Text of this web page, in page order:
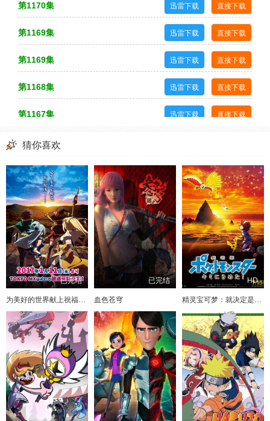
第1118集 第1117集
第1116集 第1114集 第1113集
第1112集 第1110集 第1109集
第1108集 第1106集 第1105集
第1102集 第1101集
第1096集
第1092集 第1091集 第1090集 第1089集
第1088集 第1087集 第1086集 第1085集
第1084集 第1083集 第1082集 第1081集
第1080集 第1079集 第1078集 第1077集
第1076集 第1075集 第1074集 第1073集
第1072集 第1071集 第1070集 第1069集
第1068集 第1067集 第1066集 第1065集
第1064集 第1063集 第1062集 第1061集
第1060集 第1059集 第1058集 第1057集
第1056集 第1055集 第1054集 第1053集
第1052集 第1051集 第1050集 第1049集
第1170集 迅雷下载 直接下载
第1169集 迅雷下载 直接下载
第1169集 迅雷下载 直接下载
第1168集 迅雷下载 直接下载
第1167集 迅雷下载 直接下载
第1166集
第1165集 迅雷下载 直接下载
第1164集 迅雷下载 直接下载
第1163集 迅雷下载 直接下载
第1162集 迅雷下载 直接下载
第1161集 迅雷下载 直接下载
第1160集 迅雷下载 直接下载
第1159集 迅雷下载 直接下载
第1158集 迅雷下载 直接下载
第1157集 迅雷下载 直接下载
第1156集 迅雷下载 直接下载
猜你喜欢
已完结
为美好的世界献上祝福第二季
已完结
血色苍穹
HD
精灵宝可梦：就决定是你了